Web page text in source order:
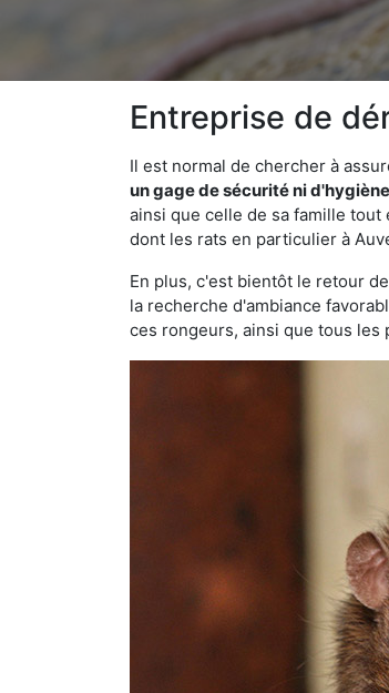
Entreprise de
Il est normal de chercher à
un gage de sécurité ni d'hygiène
ainsi que celle de sa famille
dont les rats en particulier à
En plus, c'est bientôt le retour
la recherche d'ambiance
ces rongeurs, ainsi que tous